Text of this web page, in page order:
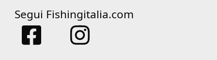
Segui Fishingitalia.com